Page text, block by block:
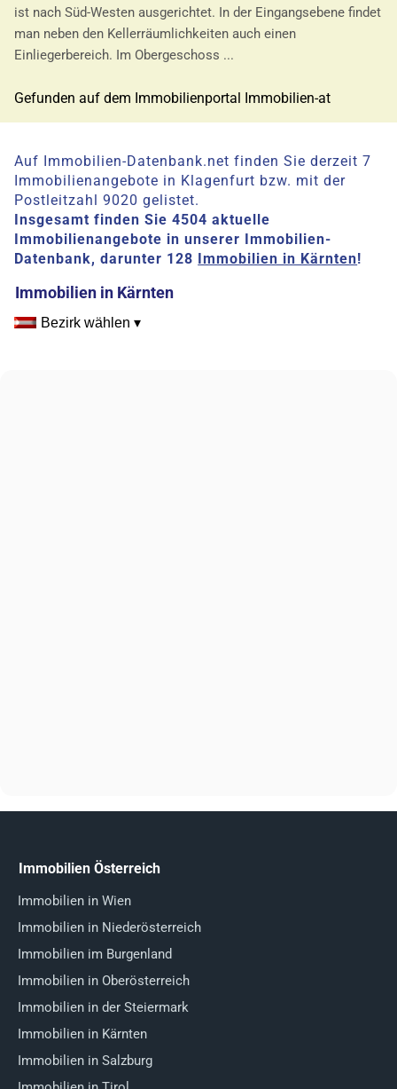
ist nach Süd-Westen ausgerichtet. In der Eingangsebene findet
man neben den Kellerräumlichkeiten auch einen
Einliegerbereich. Im Obergeschoss ...
Gefunden auf dem Immobilienportal Immobilien-at
Auf Immobilien-Datenbank.net finden Sie derzeit 7
Immobilienangebote in Klagenfurt bzw. mit der
Postleitzahl 9020 gelistet.
Insgesamt finden Sie 4504 aktuelle
Immobilienangebote in unserer Immobilien-
Datenbank, darunter 128 Immobilien in Kärnten!
Immobilien in Kärnten
Bezirk wählen ▾
Immobilien Österreich
Immobilien in Wien
Immobilien in Niederösterreich
Immobilien im Burgenland
Immobilien in Oberösterreich
Immobilien in der Steiermark
Immobilien in Kärnten
Immobilien in Salzburg